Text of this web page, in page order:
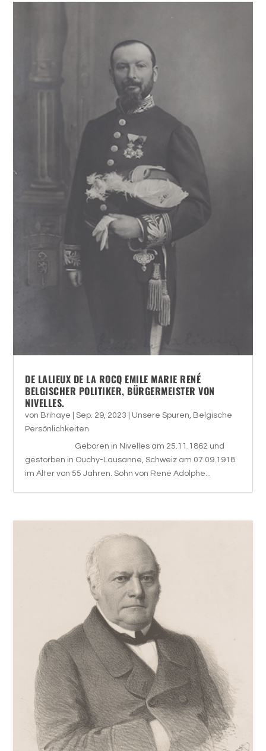
DE LALIEUX DE LA ROCQ EMILE MARIE RENÉ
BELGISCHER POLITIKER, BÜRGERMEISTER VON
NIVELLES.
von Brihaye |Sep. 29, 2023 Unsere Spuren, Belgische
Persönlichkeiten
Geboren in Nivelles am 25.11.1862 und
gestorben in Ouchy-Lausanne, Schweiz am 07.09.1918
im Alter von 55 Jahren. Sohn von René Adolphe...